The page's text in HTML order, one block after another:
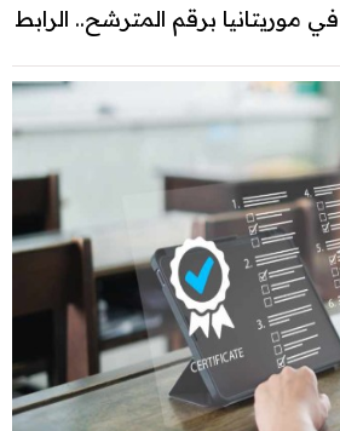
نتائج البكالوريا 2026 في موريتانيا برقم المترشح.. الرابط